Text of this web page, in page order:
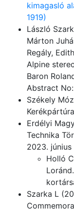
kimagasló
1919)
László
Márton
Regály,
Alpine
Baron
Abstract
Székely
Erdélyi
Technika
2023. június
Holló
Szarka L